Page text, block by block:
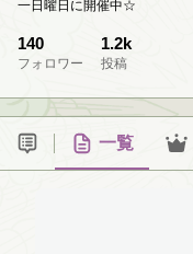
一日曜日に開催中☆
140
フォロワー
1.2k
投稿
一覧